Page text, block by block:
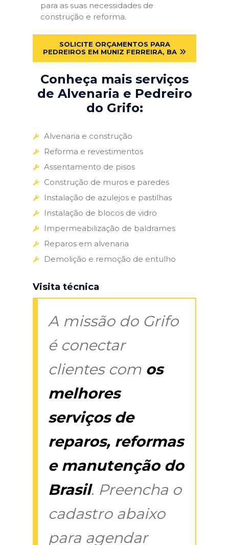
para as suas necessidades de
construção e reforma.
SOLICITE ORÇAMENTOS PARA
PEDREIROS EM MUNIZ FERREIRA, BA
Conheça mais serviços
de Alvenaria e Pedreiro
do Grifo:
Alvenaria e construção
Reforma e revestimentos
Assentamento de pisos
Construção de muros e paredes
Instalação de azulejos e pastilhas
Instalação de blocos de vidro
Impermeabilização de baldrames
Reparos em alvenaria
Demolição e remoção de entulho
Visita técnica
A missão do Grifo
é conectar
clientes com os
melhores
serviços de
reparos, reformas
e manutenção do
Brasil. Preencha o
cadastro abaixo
para agendar